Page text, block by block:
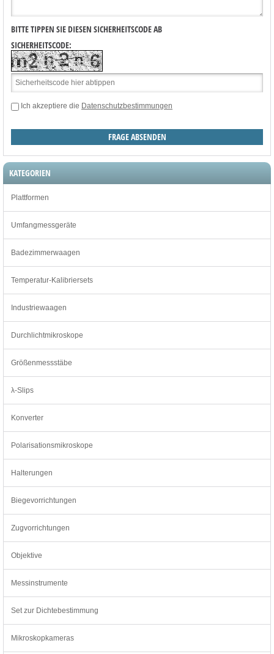
BITTE TIPPEN SIE DIESEN SICHERHEITSCODE AB
SICHERHEITSCODE:
Ich akzeptiere die Datenschutzbestimmungen
KATEGORIEN
Plattformen
Umfangmessgeräte
Badezimmerwaagen
Temperatur-Kalibriersets
Industriewaagen
Durchlichtmikroskope
Größenmessstäbe
λ-Slips
Konverter
Polarisationsmikroskope
Halterungen
Biegevorrichtungen
Zugvorrichtungen
Objektive
Messinstrumente
Set zur Dichtebestimmung
Mikroskopkameras